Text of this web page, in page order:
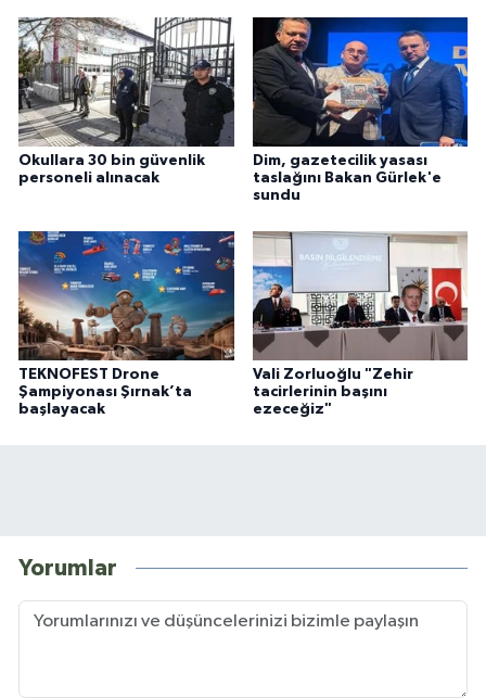
Okullara 30 bin güvenlik
personeli alınacak
Dim, gazetecilik yasası
taslağını Bakan Gürlek'e
sundu
TEKNOFEST Drone
Şampiyonası Şırnak’ta
başlayacak
Vali Zorluoğlu "Zehir
tacirlerinin başını
ezeceğiz"
Yorumlar